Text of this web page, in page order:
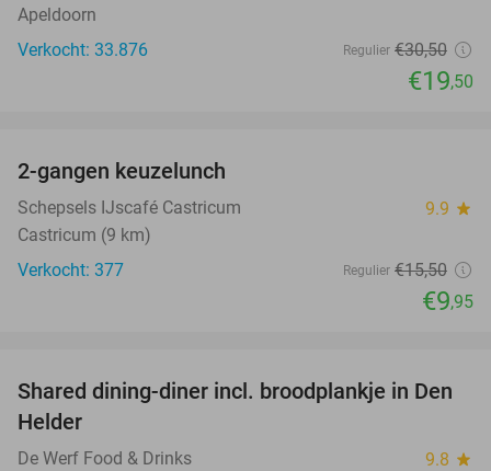
Apeldoorn
Verkocht: 33.876
Regulier €30,50
€19,50
2-gangen keuzelunch
Schepsels IJscafé Castricum 9.9 star
Castricum (9 km)
Verkocht: 377
Regulier €15,50
€9,95
25%
Shared dining-diner incl. broodplankje in Den
Helder
De Werf Food & Drinks 9.8 star